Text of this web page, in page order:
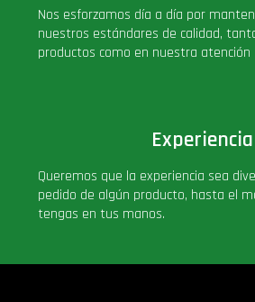
Nos esforzamos día a día por
nuestros estándares de calidad,
productos como en nuestra atención
Experiencia
Queremos que la experiencia sea
pedido de algún producto, hasta el
tengas en tus manos.